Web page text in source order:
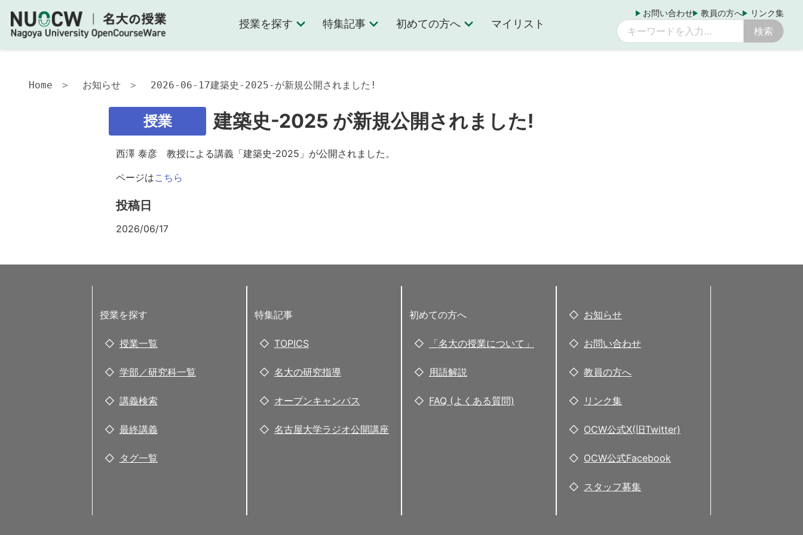
授業を探す 特集記事 初めての方へ マイリスト
お問い合わせ 教員の方へ リンク集
Home お知らせ 2026-06-17建築史-2025-が新規公開されました!
授業 建築史-2025 が新規公開されました!
西澤 泰彦 教授による講義「建築史-2025」が公開されました。
ページはこちら
投稿日
2026/06/17
授業を探す
授業一覧
学部／研究科一覧
講義検索
最終講義
タグ一覧
特集記事
TOPICS
名大の研究指導
オープンキャンパス
名古屋大学ラジオ公開講座
初めての方へ
「名大の授業について」
用語解説
FAQ (よくある質問)
お知らせ
お問い合わせ
教員の方へ
リンク集
OCW公式X(旧Twitter)
OCW公式Facebook
スタッフ募集